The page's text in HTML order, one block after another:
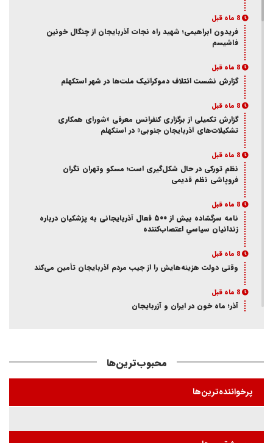
8 ماه قبل
فریدون ابراهیمی؛ شهید راه نجات آذربایجان از چنگال خونین
فاشیسم
8 ماه قبل
گزارش نشست ائتلاف دموکراتیک ملت‌ها در شهر استکهلم
8 ماه قبل
گزارش تکمیلی از برگزاری کنفرانس معرفی «شورای همکاری
تشکیلات‌های آذربایجان جنوبی» در استکهلم
8 ماه قبل
نظم تورکی در حال شکل‌گیری است؛ مسکو وتهران نگران
فروپاشی نظم قدیمی
8 ماه قبل
نامه سرگشاده بیش از ۵۰۰ فعال آذربایجانی به پزشکیان درباره
زندانیان سیاسیِ اعتصاب‌کننده
8 ماه قبل
وقتی دولت هزینه‌هایش را از جیب مردم آذربایجان تأمین می‌کند
8 ماه قبل
آذر؛ ماه خون در ایران و آزربایجان
«کوراوغلو» تبریز
بازی شیخ با شاه و مجاهد
محبوب‌ترین‌ها
پرخواننده‌ترین‌ها